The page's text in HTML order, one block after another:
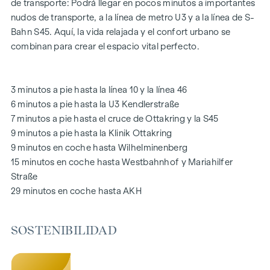
calidad de vida excepcional.
Las zonas comunes con bancos y mesas invitan a relajarse y
ofrecen un lugar de encuentro natural para todas las
generaciones. Una acogedora zona de juegos infantiles
los niños puedan jugar con seguridad y despreocupación.
Durante la fase de planificación se hizo especial hincapié en
los materiales sostenibles.
El uso exclusivo por parte de los residentes hace de este
patio interior oasis de paz un activo especial del proyecto y
garantiza una calidad de vida excepcional. Experimente la
vida moderna con un valor añadido ecológico: ¡bienvenido a
SU HOGAR CON AMPLIAS VISTAS Y ESPACIOS ABIERTOS
EnGRAND GARDEN
experimenta de nuevo la simbiosis perfecta entre estilo de
de transporte: Podrá llegar en pocos minutos a importantes
nudos de transporte, a la línea de metro U3 y a la línea de S-
Bahn S45. Aquí, la vida relajada y el confort urbano se
combinan para crear el espacio vital perfecto.
3 minutos a pie hasta la línea 10 y la línea 46
6 minutos a pie hasta la U3 Kendlerstraße
7 minutos a pie hasta el cruce de Ottakring y la S45
9 minutos a pie hasta la Klinik Ottakring
9 minutos en coche hasta Wilhelminenberg
15 minutos en coche hasta Westbahnhof y Mariahilfer
Straße
29 minutos en coche hasta AKH
SOSTENIBILIDAD